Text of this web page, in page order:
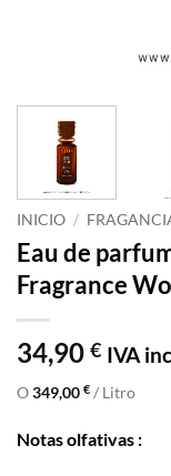
INICIO /
Eau de
Fragrance
34,90 € IVA
O349,00 € / Litro
Notas olfativas :